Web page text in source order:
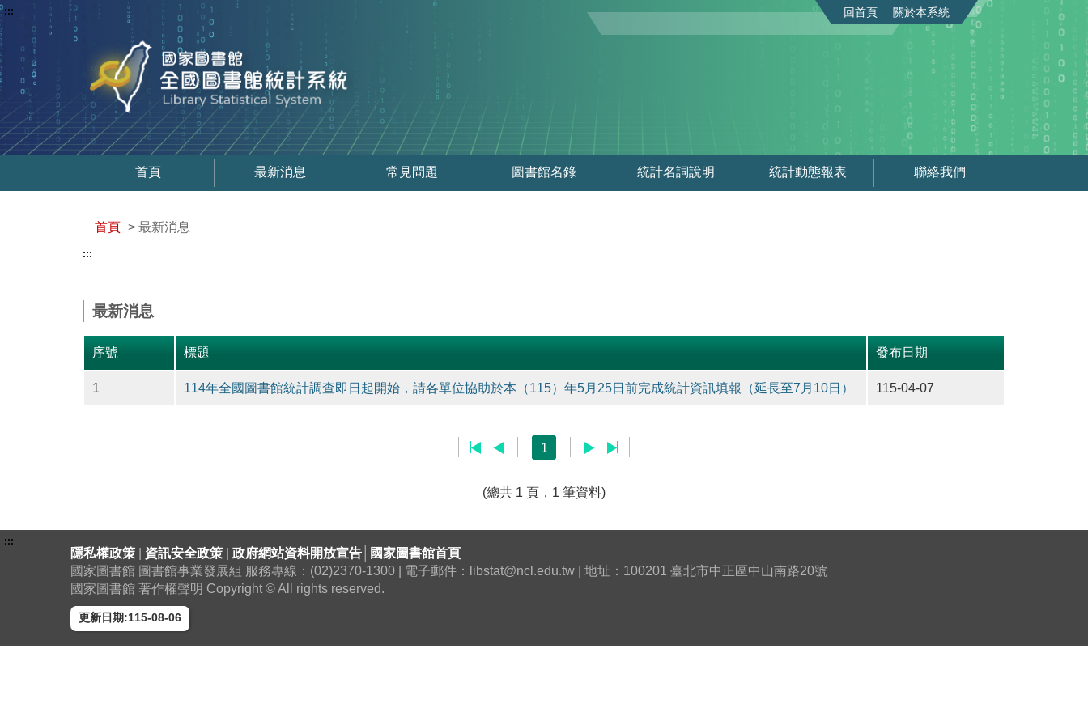
::: 回首頁 關於本系統
首頁 最新消息 常見問題 圖書館名錄 統計名詞說明 統計動態報表 聯絡我們
首頁 > 最新消息
:::
最新消息
序號 標題 發布日期
1 114年全國圖書館統計調查即日起開始，請各單位協助於本（115）年5月25日前完成統計資訊填報（延長至7月10日） 115-04-07
1
(總共 1 頁，1 筆資料)
:::
隱私權政策 資訊安全政策 政府網站資料開放宣告
國家圖書館首頁
國家圖書館 圖書館事業發展組 服務專線：(02)2370-1300 | 電子郵件：libstat@ncl.edu.tw | 地址：100201 臺北市中正區中山南路20號
國家圖書館 著作權聲明 Copyright © All rights reserved.
更新日期:115-08-06